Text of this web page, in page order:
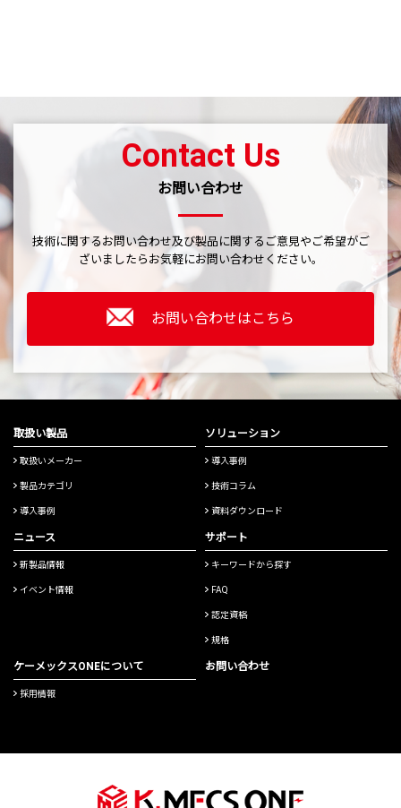
Contact Us
お問い合わせ
技術に関するお問い合わせ及び製品に関するご意見やご希望がご
ざいましたら お気軽にお問い合わせください。
お問い合わせはこちら
取扱い製品
取扱いメーカー
製品カテゴリ
導入事例
ソリューション
導入事例
技術コラム
資料ダウンロード
ニュース
新製品情報
イベント情報
サポート
キーワードから探す
FAQ
認定資格
規格
ケーメックスONEについて
採用情報
お問い合わせ